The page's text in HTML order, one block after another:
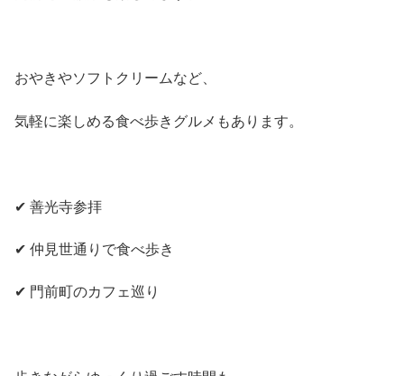
おやきやソフトクリームなど、
気軽に楽しめる食べ歩きグルメもあります。
✔ 善光寺参拝
✔ 仲見世通りで食べ歩き
✔ 門前町のカフェ巡り